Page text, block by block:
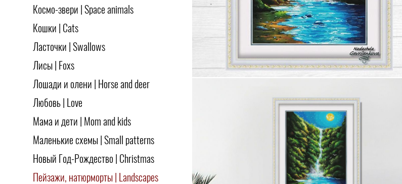
Космо-звери | Space animals
Кошки | Cats
Ласточки | Swallows
Лисы | Foxs
Лошади и олени | Horse and deer
Любовь | Love
Мама и дети | Mom and kids
Маленькие схемы | Small patterns
Новый Год-Рождество | Christmas
Пейзажи, натюрморты | Landscapes